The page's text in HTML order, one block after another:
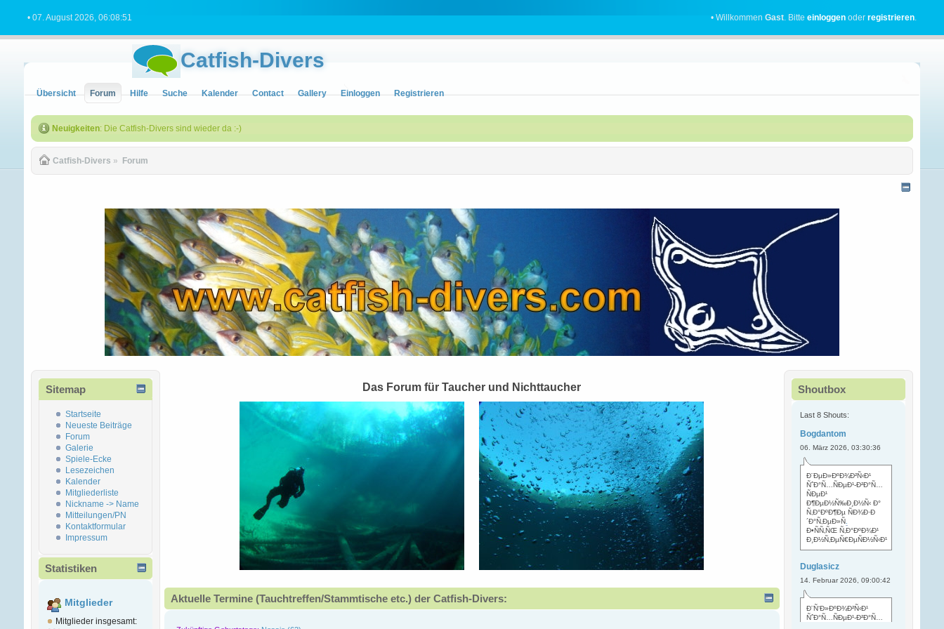
• 07. August 2026, 06:08:51 • WillkommenGast. Bitteeinloggen oderregistrieren.
Catfish-Divers
Übersicht Forum Hilfe Suche Kalender Contact Gallery Einloggen Registrieren
Neuigkeiten: Die Catfish-Divers sind wieder da :-)
Catfish-Divers » Forum
Sitemap
Startseite
Neueste Beiträge
Forum
Galerie
Spiele-Ecke
Lesezeichen
Kalender
Mitgliederliste
Nickname -> Name
Mitteilungen/PN
Kontaktformular
Impressum
Statistiken
Mitglieder
Mitglieder insgesamt:
Das Forum für Taucher und Nichttaucher
Aktuelle Termine (Tauchtreffen/Stammtische etc.) der Catfish-Divers:
Shoutbox
Last 8 Shouts:
Bogdantom
06. März 2026, 03:30:36
Ð¨ÐµÐ»ÐºÐ¾Ð²Ñ‹Ð¹
ÑˆÐ°Ñ…ÑÐµÐ¹-Ð²Ð°Ñ…
ÑÐµÐ¹
Ð¶ÐµÐ½Ñ‰Ð¸Ð½Ñ‹ Ð°
Ñ‚Ð°ÐºÐ¶Ðµ ÑÐ¾Ð·Ð
´Ð°Ñ‚ÐµÐ»Ñ.
Ð•ÑÑ‚ÑŒ Ñ‚Ð°ÐºÐ¾Ð¹
Ð¸Ð½Ñ‚ÐµÑ€ÐµÑÐ½Ñ‹Ð¹
Duglasicz
14. Februar 2026, 09:00:42
Ð¨Ñ‘Ð»ÐºÐ¾Ð²Ñ‹Ð¹
ÑˆÐ°Ñ…ÑÐµÐ¹-Ð²Ð°Ñ…